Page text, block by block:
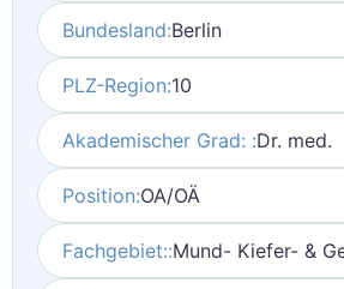
Bundesland:Berlin
PLZ-Region:10
Akademischer Grad: :Dr. med.
Position:OA/OÄ
Fachgebiet::Mund- Kiefer- &